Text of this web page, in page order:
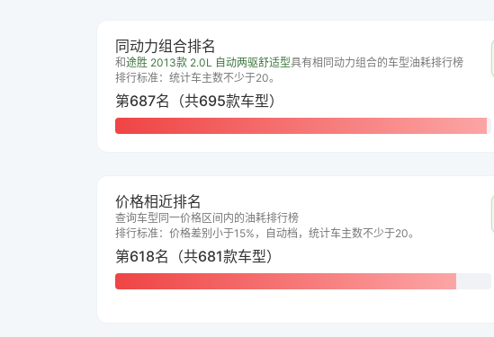
同动力组合排名
和途胜 2013款 2.0L 自动两驱舒适型具有相同动力组合的车型油耗排行榜
排行标准：统计车主数不少于20。
第687名（共695款车型）
价格相近排名
查询车型同一价格区间内的油耗排行榜
排行标准：价格差别小于15%，自动档，统计车主数不少于20。
第618名（共681款车型）